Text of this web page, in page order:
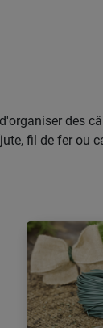
des
fil de fer ou